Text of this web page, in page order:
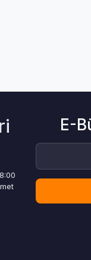
E-